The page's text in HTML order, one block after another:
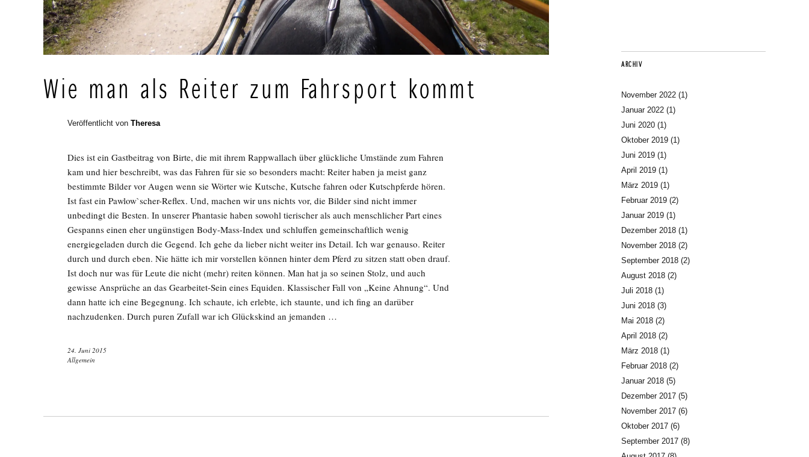
Wie man als Reiter zum Fahrsport kommt
Veröffentlicht von Theresa
Dies ist ein Gastbeitrag von Birte, die mit ihrem Rappwallach über glückliche Umstände zum Fahren
kam und hier beschreibt, was das Fahren für sie so besonders macht: Reiter haben ja meist ganz
bestimmte Bilder vor Augen wenn sie Wörter wie Kutsche, Kutsche fahren oder Kutschpferde hören.
Ist fast ein Pawlow`scher-Reflex. Und, machen wir uns nichts vor, die Bilder sind nicht immer
unbedingt die Besten. In unserer Phantasie haben sowohl tierischer als auch menschlicher Part eines
Gespanns einen eher ungünstigen Body-Mass-Index und schluffen gemeinschaftlich wenig
energiegeladen durch die Gegend. Ich gehe da lieber nicht weiter ins Detail. Ich war genauso. Reiter
durch und durch eben. Nie hätte ich mir vorstellen können hinter dem Pferd zu sitzen statt oben drauf.
Ist doch nur was für Leute die nicht (mehr) reiten können. Man hat ja so seinen Stolz, und auch
gewisse Ansprüche an das Gearbeitet-Sein eines Equiden. Klassischer Fall von „Keine Ahnung“. Und
dann hatte ich eine Begegnung. Ich schaute, ich erlebte, ich staunte, und ich fing an darüber
nachzudenken. Durch puren Zufall war ich Glückskind an jemanden …
24. Juni 2015
Allgemein
ARCHIV
November 2022 (1)
Januar 2022 (1)
Juni 2020 (1)
Oktober 2019 (1)
Juni 2019 (1)
April 2019 (1)
März 2019 (1)
Februar 2019 (2)
Januar 2019 (1)
Dezember 2018 (1)
November 2018 (2)
September 2018 (2)
August 2018 (2)
Juli 2018 (1)
Juni 2018 (3)
Mai 2018 (2)
April 2018 (2)
März 2018 (1)
Februar 2018 (2)
Januar 2018 (5)
Dezember 2017 (5)
November 2017 (6)
Oktober 2017 (6)
September 2017 (8)